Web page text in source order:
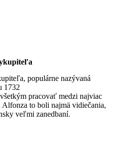
populárne nazývaná
1732
pracovať medzi najviac
to boli najmä vidiečania,
veľmi zanedbaní.